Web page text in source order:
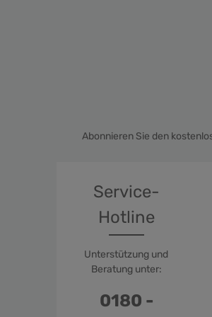
Abonnieren Sie den
Service-
Hotline
Unterstützung und
Beratung unter:
0180 -